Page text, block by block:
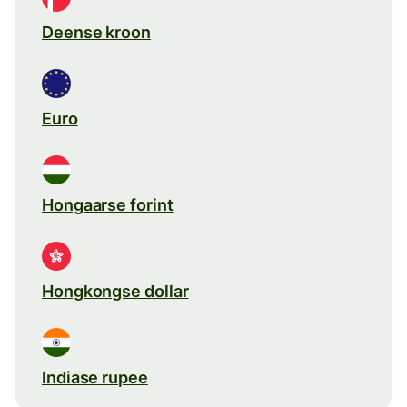
Deense kroon
Euro
Hongaarse forint
Hongkongse dollar
Indiase rupee